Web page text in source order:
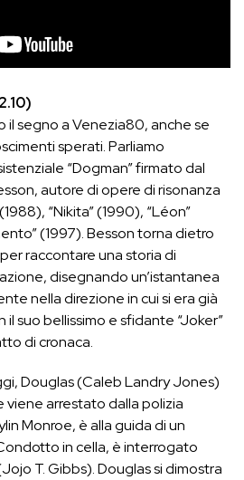
il segno a Venezia80, anche se
sperati. Parliamo
“Dogman” firmato dal
autore di opere di risonanza
“Nikita” (1990), “Léon”
(1997). Besson torna dietro
raccontare una storia di
disegnando un’istantanea
nella direzione in cui si era già
il suo bellissimo e sfidante “Joker”
di cronaca.
Douglas (Caleb Landry Jones)
viene arrestato dalla polizia
Monroe, è alla guida di un
in cella, è interrogato
T. Gibbs). Douglas si dimostra